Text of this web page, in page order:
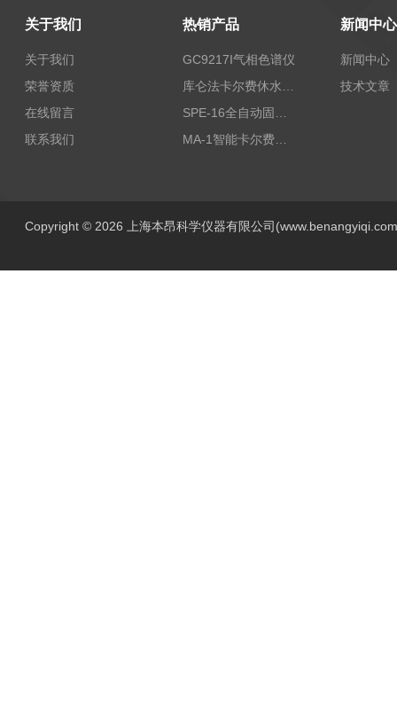
关于我们
关于我们
荣誉资质
在线留言
联系我们
热销产品
GC9217I气相色谱仪
MA-1智能卡尔费休水分测定仪
新闻中心
新闻中心
技术文章
Copyright © 2026 上海本昂科学仪器有限公司